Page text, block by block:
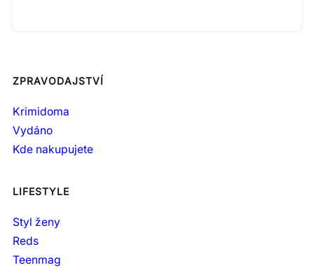
ZPRAVODAJSTVÍ
Krimidoma
Vydáno
Kde nakupujete
LIFESTYLE
Styl ženy
Reds
Teenmag